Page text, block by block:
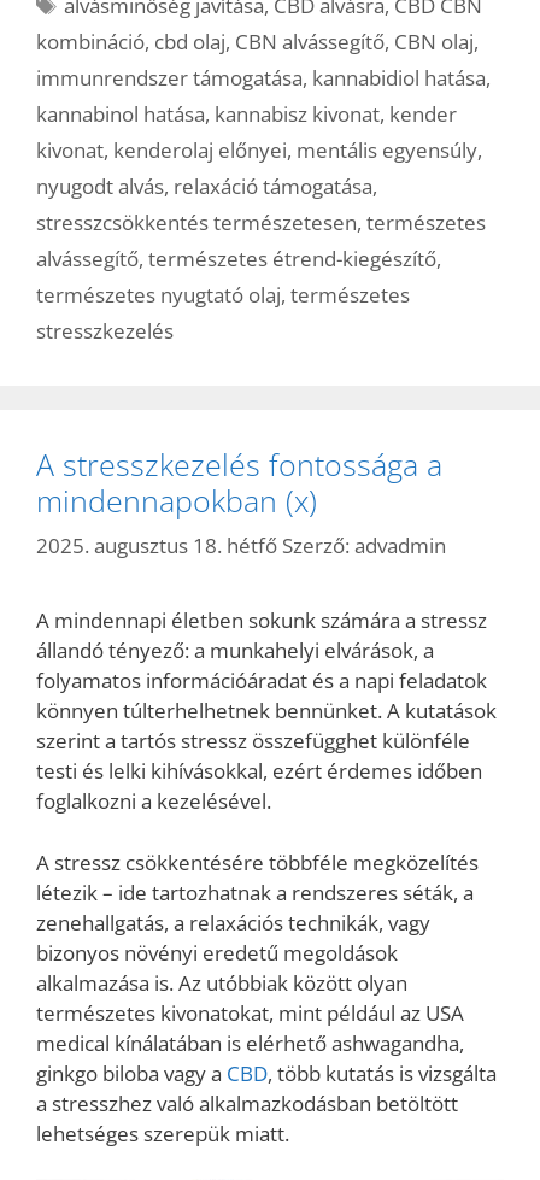
kombináció, cbd olaj, CBN alvássegítő, CBN olaj,
immunrendszer támogatása, kannabidiol hatása,
kannabinol hatása, kannabisz kivonat, kender
kivonat, kenderolaj előnyei, mentális egyensúly,
nyugodt alvás, relaxáció támogatása,
stresszcsökkentés természetesen, természetes
alvássegítő, természetes étrend-kiegészítő,
természetes nyugtató olaj, természetes
stresszkezelés
A stresszkezelés fontossága a
mindennapokban (x)
2025. augusztus 18. hétfő Szerző: advadmin
A mindennapi életben sokunk számára a stressz
állandó tényező: a munkahelyi elvárások, a
folyamatos információáradat és a napi feladatok
könnyen túlterhelhetnek bennünket. A kutatások
szerint a tartós stressz összefügghet különféle
testi és lelki kihívásokkal, ezért érdemes időben
foglalkozni a kezelésével.
A stressz csökkentésére többféle megközelítés
létezik – ide tartozhatnak a rendszeres séták, a
zenehallgatás, a relaxációs technikák, vagy
bizonyos növényi eredetű megoldások
alkalmazása is. Az utóbbiak között olyan
természetes kivonatokat, mint például az USA
medical kínálatában is elérhető ashwagandha,
ginkgo biloba vagy a CBD, több kutatás is vizsgálta
a stresszhez való alkalmazkodásban betöltött
lehetséges szerepük miatt.